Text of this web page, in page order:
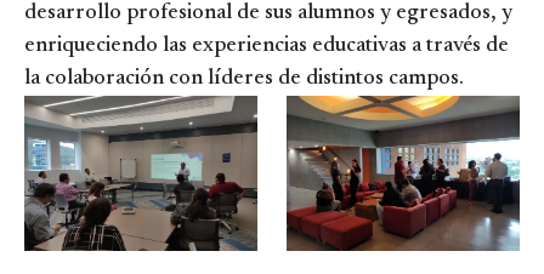
desarrollo profesional de sus alumnos y egresados, y
enriqueciendo las experiencias educativas a través de
la colaboración con líderes de distintos campos.
Image Image